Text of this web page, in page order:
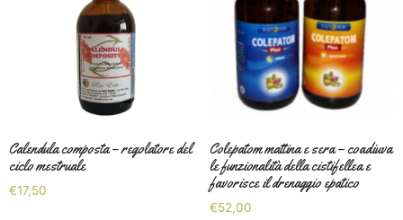
Calendula composta – regolatore del
ciclo mestruale
€17,50
Colepatom mattina e sera – coadiuva
le funzionalità della cistifellea e
favorisce il drenaggio epatico
€52,00